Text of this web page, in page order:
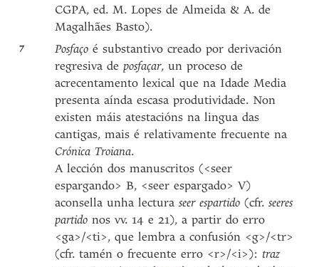
CGPA, ed. M. Lopes de Almeida & A. de
Magalhães Basto).
7 Posfaçoé substantivo creado por derivación
regresiva deposfaçar, un proceso de
acrecentamento lexical que na Idade Media
presenta aínda escasa produtividade. Non
existen máis atestacións na lingua das
cantigas, mais é relativamente frecuente na
Crónica Troiana.
A lección dos manuscritos (<seer
espargando> B, <seer espargado> V)
aconsella unha lecturaseer espartido (cfr.seeres
partido nos vv. 14 e 21), a partir do erro
<ga>/<ti>, que lembra a confusión <g>/<tr>
(cfr. tamén o frecuente erro <r>/<i>):traz